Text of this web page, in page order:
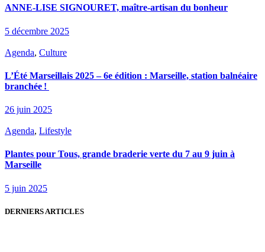
ANNE-LISE SIGNOURET, maître-artisan du bonheur
5 décembre 2025
Agenda, Culture
L’Été Marseillais 2025 – 6e édition : Marseille, station balnéaire
branchée !
26 juin 2025
Agenda, Lifestyle
Plantes pour Tous, grande braderie verte du 7 au 9 juin à
Marseille
5 juin 2025
DERNIERS ARTICLES